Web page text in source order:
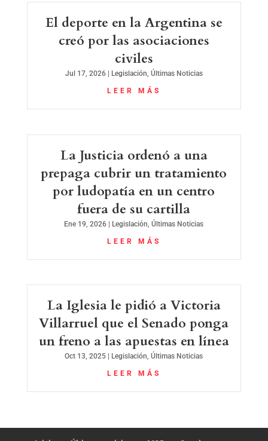
El deporte en la Argentina se
creó por las asociaciones
civiles
Jul 17, 2026| Legislación, Últimas Noticias
LEER MÁS
La Justicia ordenó a una
prepaga cubrir un tratamiento
por ludopatía en un centro
fuera de su cartilla
Ene 19, 2026 | Legislación ,Últimas Noticias
LEER MÁS
La Iglesia le pidió a Victoria
Villarruel que el Senado ponga
un freno a las apuestas en línea
Oct 13, 2025 | Legislación ,Últimas Noticias
LEER MÁS